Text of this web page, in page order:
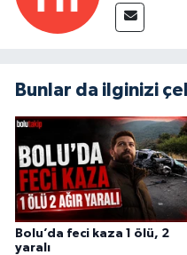
Bunlar da ilginizi
Bolu’da feci kaza 1 ölü, 2
yaralı